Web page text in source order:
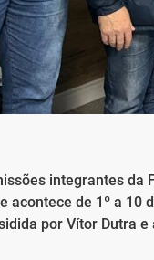
integrantes
acontece de 1º a 10
por Vítor Dutra